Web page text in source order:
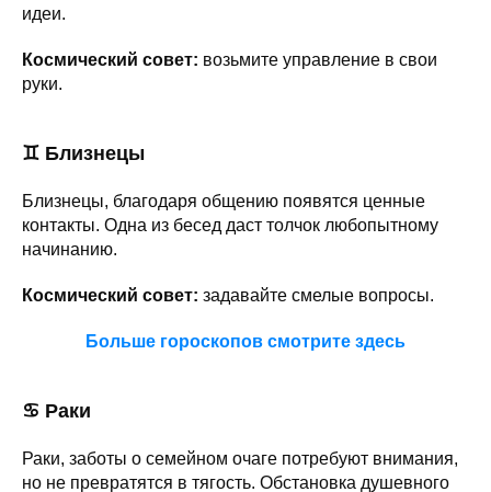
идеи.
Космический совет: возьмите управление в свои
руки.
♊ Близнецы
Близнецы, благодаря общению появятся ценные
контакты. Одна из бесед даст толчок любопытному
начинанию.
Космический совет: задавайте смелые вопросы.
Больше гороскопов смотрите здесь
♋ Раки
Раки, заботы о семейном очаге потребуют внимания,
но не превратятся в тягость. Обстановка душевного